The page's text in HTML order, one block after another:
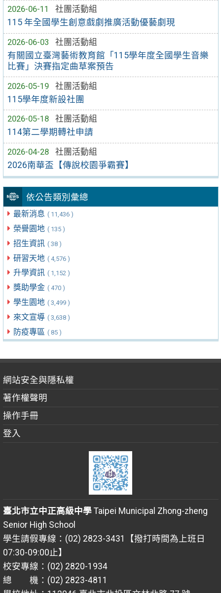
2026-06-11
社團活動組
115 年全國學生創意戲劇推廣活動優藝劇現
2026-06-03
社團活動組
有關國立臺灣藝術教育館「115學年度全國學生音樂
比賽」決賽指定曲草案預告
2026-05-19
社團活動組
115學年度新設社團
2026-05-18
社團活動組
114第二學期轉社申請
2026-04-28
社團活動組
2026南華盃【傳說校園爭霸賽】
依公告類別彙總
最新消息 ( 11,436 )
榮譽園地 ( 135 )
招生資訊 ( 38 )
研習天地 ( 4,576 )
升學資訊 ( 1,152 )
獎助學金 ( 470 )
學生園地 ( 3,499 )
來文宣導 ( 3,638 )
防疫專區 ( 85 )
網站安全與隱私權
著作權聲明
操作手冊
登入
臺北市立中正高級中學Taipei Municipal Zhong-zheng
Senior High School
學生請假專線：(02) 2823-3431【撥打時間為上班日
07:30-09:00止】
校安專線：(02) 2820-1934
總 機：(02) 2823-4811